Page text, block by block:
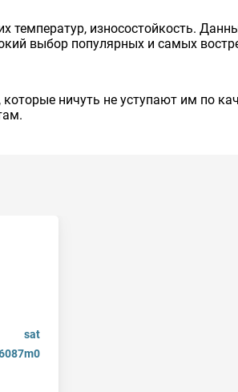
температур, износостойкость.
выбор популярных и самых
ничуть не уступают им по
sat